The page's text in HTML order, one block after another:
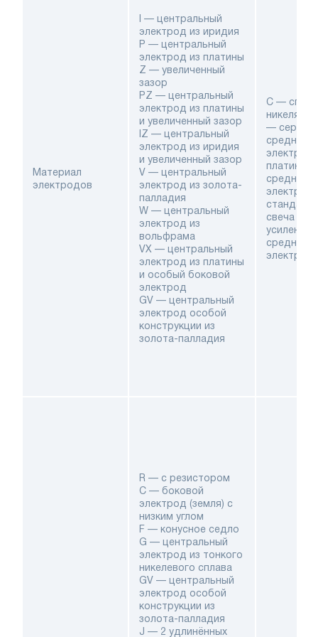
Материал
электродов
I — центральный
электрод из иридия
P — центральный
электрод из платины
Z — увеличенный
зазор
PZ — центральный
электрод из платины
и увеличенный зазор
IZ — центральный
электрод из иридия
и увеличенный зазор
V — центральный
электрод из золота-
палладия
W — центральный
электрод из
вольфрама
VX — центральный
электрод из платины
и особый боковой
электрод
GV — центральный
электрод особой
конструкции из
золота-палладия
С — сплав
никеля и
—
средний
средний
свеча с
средним
R — с резистором
C — боковой
электрод (земля) с
низким углом
F — конусное седло
G — центральный
электрод из тонкого
никелевого сплава
GV — центральный
электрод особой
конструкции из
золота-палладия
J — 2 удлинённых